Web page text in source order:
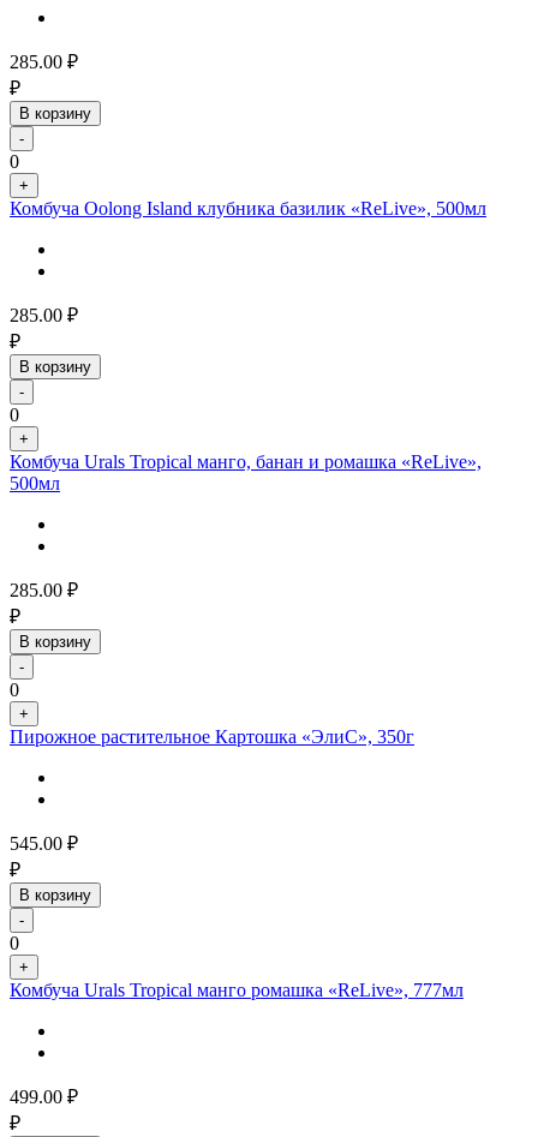
285.00 ₽
₽
В корзину
-
0
+
Комбуча Oolong Island клубника базилик «ReLive», 500мл
285.00 ₽
₽
В корзину
-
0
+
Комбуча Urals Tropical манго, банан и ромашка «ReLive»,
500мл
285.00 ₽
₽
В корзину
-
0
+
Пирожное растительное Картошка «ЭлиС», 350г
545.00 ₽
₽
В корзину
-
0
+
Комбуча Urals Tropical манго ромашка «ReLive», 777мл
499.00 ₽
₽